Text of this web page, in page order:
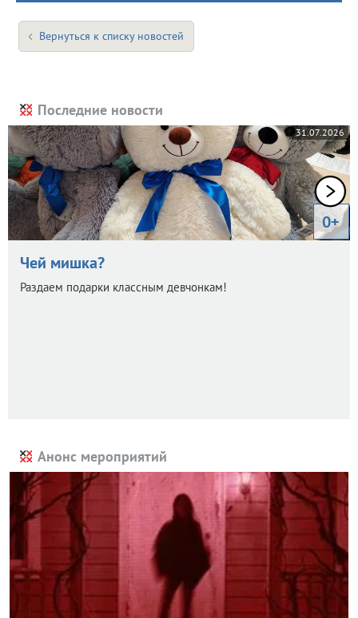
Вернуться к списку новостей
Последние новости
31.07.2026
0+
Чей мишка?
Раздаем подарки классным девчонкам!
Анонс мероприятий